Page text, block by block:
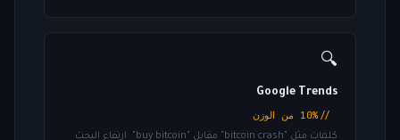
🔍
Google Trends
// 10% من الوزن
كلمات مثل "bitcoin crash" مقابل "buy bitcoin". ارتفاع البحث